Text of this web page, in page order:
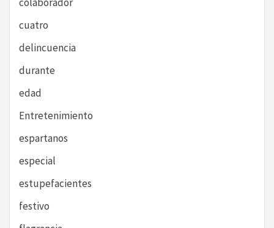
cuatro
delincuencia
durante
edad
Entretenimiento
espartanos
especial
estupefacientes
festivo